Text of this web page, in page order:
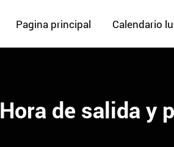
Pagina principal Calendario
Hora de salida y